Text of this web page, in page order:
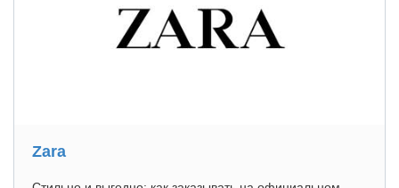
Zara